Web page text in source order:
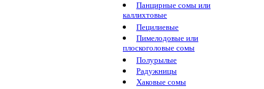
Панцирные сомы или
каллихтовые
Пецилиевые
Пимелодовые или
плоскоголовые сомы
Полурылые
Радужницы
Хаковые сомы